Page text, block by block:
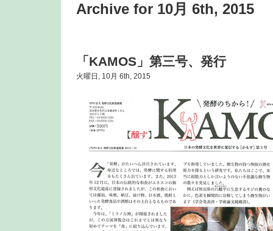
Archive for 10月 6th, 2015
「KAMOS」第三号、発行
火曜日, 10月 6th, 2015